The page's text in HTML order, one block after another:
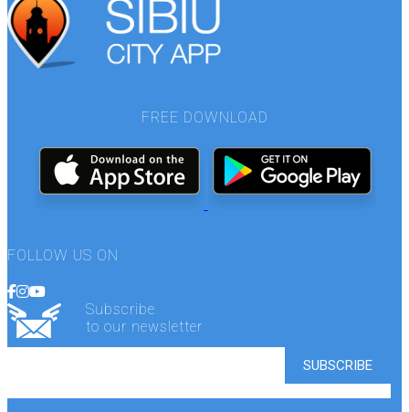
FREE DOWNLOAD
FOLLOW US ON
Subscribe
to our newsletter